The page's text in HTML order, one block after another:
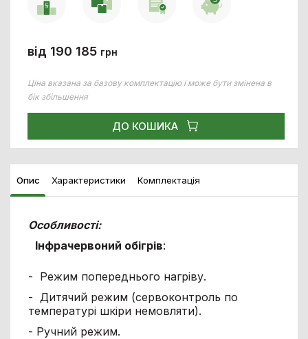
від 190 185 грн
Ціна вказана за базову комплектацію і може бути змінена в
бік збільшення
ДО КОШИКА
Опис Характеристики Комплектація
Особливості:
Інфрачервоний обігрів:
- Режим попереднього нагріву.
- Дитячий режим (сервоконтроль по
температурі шкіри немовляти).
- Ручний режим.